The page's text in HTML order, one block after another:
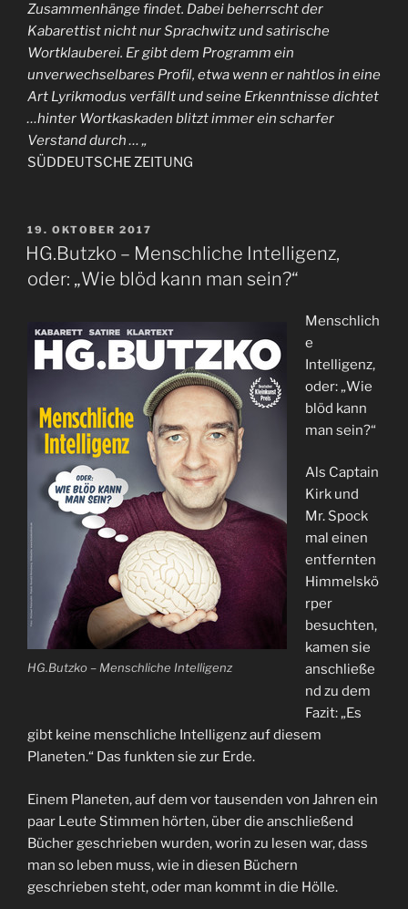
Zusammenhänge findet. Dabei beherrscht der
Kabarettist nicht nur Sprachwitz und satirische
Wortklauberei. Er gibt dem Programm ein
unverwechselbares Profil, etwa wenn er nahtlos in eine
Art Lyrikmodus verfällt und seine Erkenntnisse dichtet
…hinter Wortkaskaden blitzt immer ein scharfer
Verstand durch … „
SÜDDEUTSCHE ZEITUNG
VERÖFFENTLICHT
AM
19. OKTOBER 2017
HG.Butzko – Menschliche Intelligenz,
oder: „Wie blöd kann man sein?“
HG.Butzko – Menschliche Intelligenz
Menschlich
e
Intelligenz,
oder: „Wie
blöd kann
man sein?“
Als Captain
Kirk und
Mr. Spock
mal einen
entfernten
Himmelskö
rper
besuchten,
kamen sie
anschließe
nd zu dem
Fazit: „Es
gibt keine menschliche Intelligenz auf diesem
Planeten.“ Das funkten sie zur Erde.
Einem Planeten, auf dem vor tausenden von Jahren ein
paar Leute Stimmen hörten, über die anschließend
Bücher geschrieben wurden, worin zu lesen war, dass
man so leben muss, wie in diesen Büchern
geschrieben steht, oder man kommt in die Hölle.